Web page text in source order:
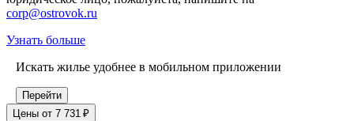
corp@ostrovok.ru
Узнать больше
Искать жилье удобнее в мобильном приложении
Перейти
Цены от 7 731 ₽